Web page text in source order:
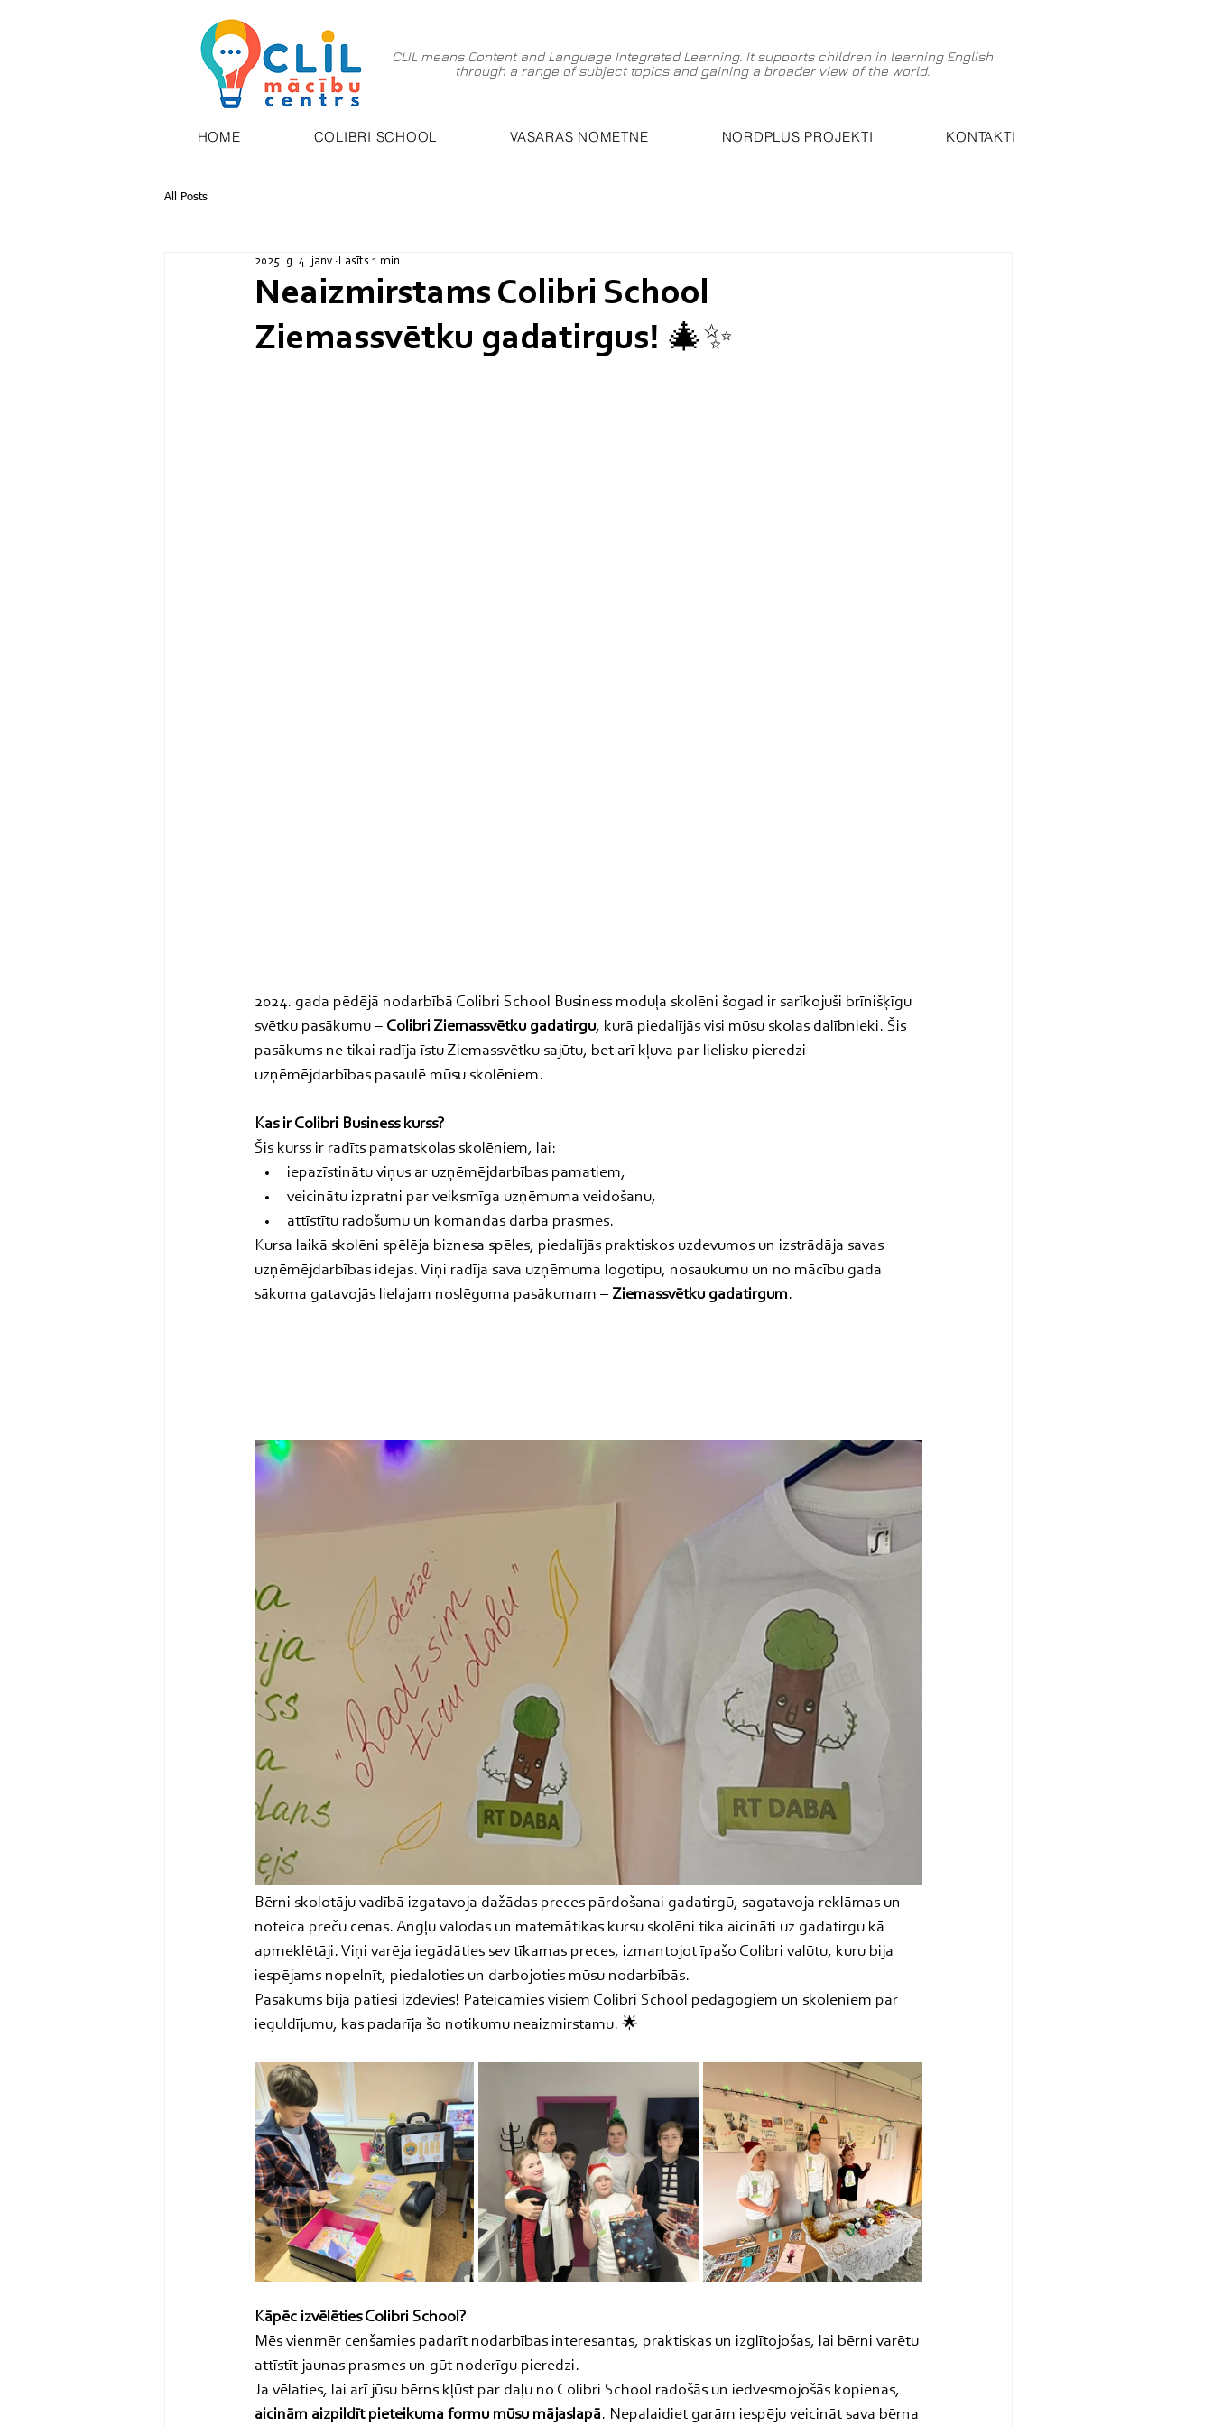
CLIL means Content and Language Integrated Learning. It supports children in learning English
through a range of subject topics and gaining a broader view of the world.
HOME COLIBRI SCHOOL VASARAS NOMETNE NORDPLUS PROJEKTI KONTAKTI
All Posts
Neaizmirstams Colibri School
Ziemassvētku gadatirgus! 🎄✨
2025. g. 4. janv. Lasīts 1 min
2024. gada pēdējā nodarbībā Colibri School Business moduļa skolēni šogad ir sarīkojuši brīnišķīgu
svētku pasākumu – Colibri Ziemassvētku gadatirgu, kurā piedalījās visi mūsu skolas dalībnieki. Šis
pasākums ne tikai radīja īstu Ziemassvētku sajūtu, bet arī kļuva par lielisku pieredzi
uzņēmējdarbības pasaulē mūsu skolēniem.
Kas ir Colibri Business kurss?
Šis kurss ir radīts pamatskolas skolēniem, lai:
iepazīstinātu viņus ar uzņēmējdarbības pamatiem,
veicinātu izpratni par veiksmīga uzņēmuma veidošanu,
attīstītu radošumu un komandas darba prasmes.
Kursa laikā skolēni spēlēja biznesa spēles, piedalījās praktiskos uzdevumos un izstrādāja savas
uzņēmējdarbības idejas. Viņi radīja sava uzņēmuma logotipu, nosaukumu un no mācību gada
sākuma gatavojās lielajam noslēguma pasākumam – Ziemassvētku gadatirgum.
Bērni skolotāju vadībā izgatavoja dažādas preces pārdošanai gadatirgū, sagatavoja reklāmas un
noteica preču cenas. Angļu valodas un matemātikas kursu skolēni tika aicināti uz gadatirgu kā
apmeklētāji. Viņi varēja iegādāties sev tīkamas preces, izmantojot īpašo Colibri valūtu, kuru bija
iespējams nopelnīt, piedaloties un darbojoties mūsu nodarbībās.
Pasākums bija patiesi izdevies! Pateicamies visiem Colibri School pedagogiem un skolēniem par
ieguldījumu, kas padarīja šo notikumu neaizmirstamu. 🌟
Kāpēc izvēlēties Colibri School?
Mēs vienmēr cenšamies padarīt nodarbības interesantas, praktiskas un izglītojošas, lai bērni varētu
attīstīt jaunas prasmes un gūt noderīgu pieredzi.
Ja vēlaties, lai arī jūsu bērns kļūst par daļu no Colibri School radošās un iedvesmojošās kopienas,
aicinām aizpildīt pieteikuma formu mūsu mājaslapā. Nepalaidiet garām iespēju veicināt sava bērna